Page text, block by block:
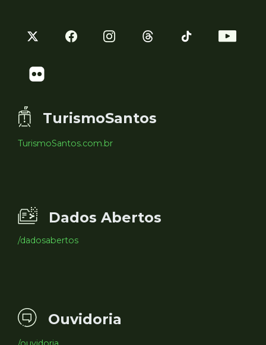
TurismoSantos
TurismoSantos.com.br
Dados Abertos
/dadosabertos
Ouvidoria